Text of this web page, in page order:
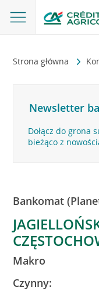
Strona główna
Newsletter
Dołącz do grona
bieżąco z
Bankomat
Makro
Czynny: